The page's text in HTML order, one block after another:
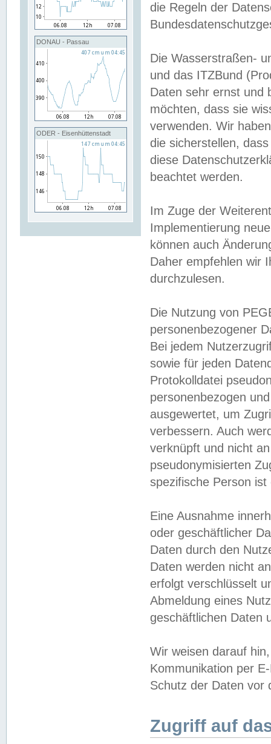
DONAU - Passau
ODER - Eisenhüttenstadt
die Regeln der
Die Wasserstraßen-
und das ITZBund
Daten sehr ernst und
möchten, dass sie
verwenden. Wir
die sicherstellen,
diese
beachtet werden.
Im Zuge der
Implementierung
können auch
Daher empfehlen wir
durchzulesen.
Die Nutzung von
personenbezogener
Bei jedem
sowie für jeden
Protokolldatei
personenbezogen
ausgewertet, um
verbessern. Auch
verknüpft und nicht
pseudonymisierten
spezifische Person
Eine Ausnahme
oder geschäftlicher
Daten durch den
Daten werden nicht
erfolgt verschlüsselt
Abmeldung eines
geschäftlichen Daten
Wir weisen darauf
Kommunikation per
Schutz der Daten vor
Zugriff auf